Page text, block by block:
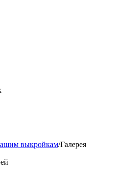
выкройкам/Галерея